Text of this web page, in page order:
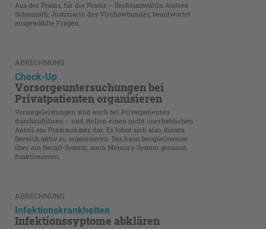
Aus der Praxis, für die Praxis – Rechtsanwältin Andrea
Schannath, Justiziarin des Virchowbundes, beantwortet
ausgewählte Fragen.
ABRECHNUNG
Check-Up
Vorsorgeuntersuchungen bei
Privatpatienten organisieren
Vorsorgeleistungen sind auch bei Privatpatienten
durchzuführen – und stellen einen nicht unerheblichen
Anteil am Praxisumsatz dar. Es lohnt sich also, diesen
Bereich aktiv zu organisieren. Das kann beispielsweise
über ein Recall-System, auch Memory-System genannt,
funktionieren.
ABRECHNUNG
Infektionskrankheiten
Infektionssyptome abklären